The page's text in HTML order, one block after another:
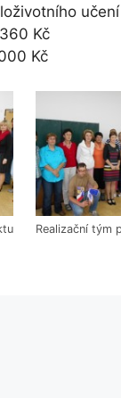
Kč
Kč
Realizační tým